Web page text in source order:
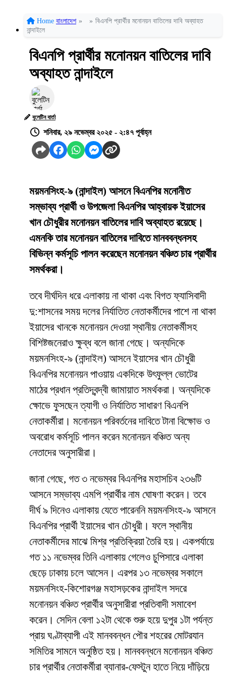
Home বাংলাদেশ » » বিএনপি প্রার্থীর মনোনয়ন বাতিলের দাবি অব্যাহত
নান্দাইলে
বিএনপি প্রার্থীর মনোনয়ন বাতিলের দাবি
অব্যাহত নান্দাইলে
বুলেটিন বার্তা
শনিবার, ২৯ নভেম্বর ২০২৫ - ২:৪৭ পূর্বাহ্ন
ময়মনসিংহ-৯ (নান্দাইল) আসনে বিএনপির মনোনীত
সম্ভাব্য প্রার্থী ও উপজেলা বিএনপির আহ্বায়ক ইয়াসের
খান চৌধুরীর মনোনয়ন বাতিলের দাবি অব্যাহত রয়েছে।
এমনকি তার মনোনয়ন বাতিলের দাবিতে মানববন্ধনসহ
বিভিন্ন কর্মসূচি পালন করেছেন মনোনয়ন বঞ্চিত চার প্রার্থীর
সমর্থকরা।
তবে দীর্ঘদিন ধরে এলাকায় না থাকা এবং বিগত ফ্যাসিবাদী
দু:শাসনের সময় দলের নির্যাতিত নেতাকর্মীদের পাশে না থাকা
ইয়াসের খানকে মনোনয়ন দেওয়া স্থানীয় নেতাকর্মীসহ
বিশিষ্টজনেরাও ক্ষুব্ধ বলে জানা গেছে। অন্যদিকে
ময়মনসিংহ-৯ (নান্দাইল) আসনে ইয়াসের খান চৌধুরী
বিএনপির মনোনয়ন পাওয়ায় একদিকে উৎফুল্ল ভোটের
মাঠের প্রধান প্রতিদ্বন্দ্বী জামায়াত সমর্থকরা। অন্যদিকে
ক্ষোভে ফুসছেন ত্যাগী ও নির্যাতিত সাধারণ বিএনপি
নেতাকর্মীরা। মনোনয়ন পরিবর্তনের দাবিতে টানা বিক্ষোভ ও
অবরোধ কর্মসূচি পালন করেন মনোনয়ন বঞ্চিত অন্য
নেতাদের অনুসারীরা।
জানা গেছে, গত ৩ নভেম্বর বিএনপির মহাসচিব ২৩৬টি
আসনে সম্ভাব্য এমপি প্রার্থীর নাম ঘোষণা করেন। তবে
দীর্ঘ ৯ দিনেও এলাকায় যেতে পারেননি ময়মনসিংহ-৯ আসনে
বিএনপির প্রার্থী ইয়াসের খান চৌধুরী। ফলে স্থানীয়
নেতাকর্মীদের মাঝে মিশ্র প্রতিক্রিয়া তৈরি হয়। একপর্যায়ে
গত ১১ নভেম্বর তিনি এলাকায় গেলেও চুপিসারে এলাকা
ছেড়ে ঢাকায় চলে আসেন। এরপর ১৩ নভেম্বর সকালে
ময়মনসিংহ-কিশোরগঞ্জ মহাসড়কের নান্দাইল সদরে
মনোনয়ন বঞ্চিত প্রার্থীর অনুসারীরা প্রতিবাদী সমাবেশ
করেন। সেদিন বেলা ১২টা থেকে শুরু হয়ে দুপুর ১টা পর্যন্ত
প্রায় ঘণ্টাব্যাপী এই মানববন্ধন পৌর শহরের মোটরযান
সমিতির সামনে অনুষ্ঠিত হয়। মানববন্ধনে মনোনয়ন বঞ্চিত
চার প্রার্থীর নেতাকর্মীরা ব্যানার-ফেস্টুন হাতে নিয়ে দাঁড়িয়ে